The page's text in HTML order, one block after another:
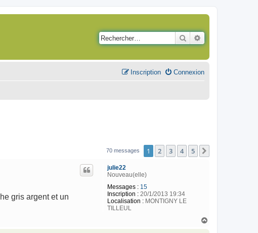
Rechercher
Connexion
Inscription
70 messages 1 2 3 4 5
julie22
Nouveau(elle)
Messages : 15
Inscription : 20/1/2013 19:34
Localisation : MONTIGNY LE
TILLEUL
gris argent et un